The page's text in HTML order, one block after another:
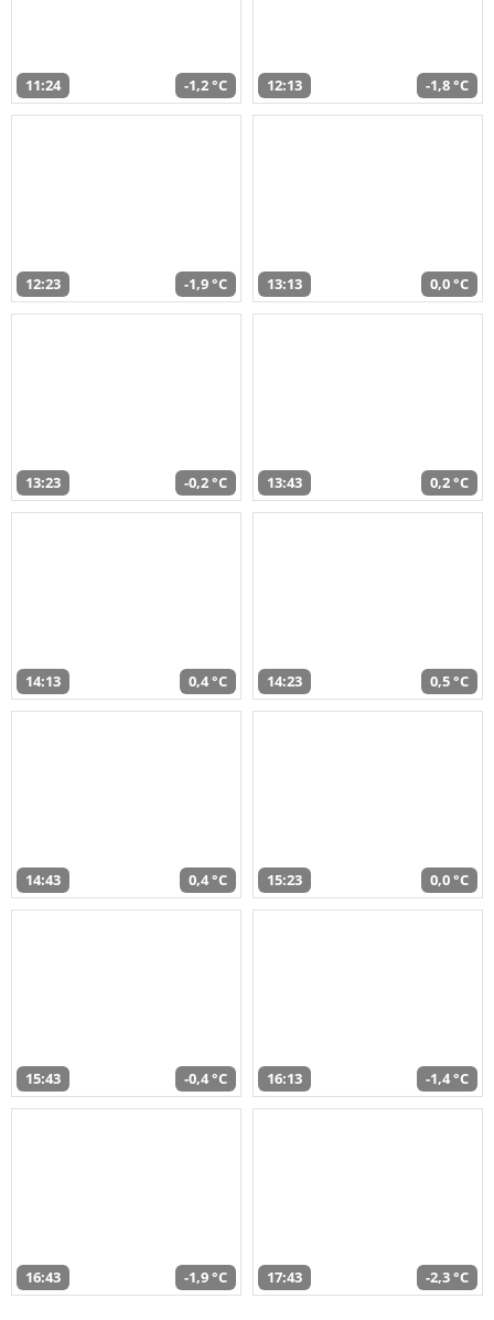
11:24 -1,2 °C 12:13 -1,8 °C
12:23 -1,9 °C 13:13 0,0 °C
13:23 -0,2 °C 13:43 0,2 °C
14:13 0,4 °C 14:23 0,5 °C
14:43 0,4 °C 15:23 0,0 °C
15:43 -0,4 °C 16:13 -1,4 °C
16:43 -1,9 °C 17:43 -2,3 °C